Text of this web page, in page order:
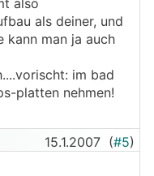
also
als deiner, und
kann man ja auch
im bad
platten nehmen!
15.1.2007 (#5)